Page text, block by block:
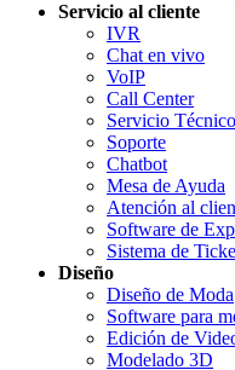
Servicio al cliente
IVR
Chat en vivo
VoIP
Call Center
Servicio Técnico
Soporte
Chatbot
Mesa de Ayuda
Atención al
Software de
Sistema de
Diseño
Diseño de Moda
Software para
Edición de
Modelado 3D